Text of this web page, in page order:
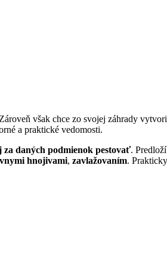
však chce zo svojej záhrady
a praktické vedomosti.
daných podmienok pestovať.
hnojivami, zavlažovaním. Prakticky